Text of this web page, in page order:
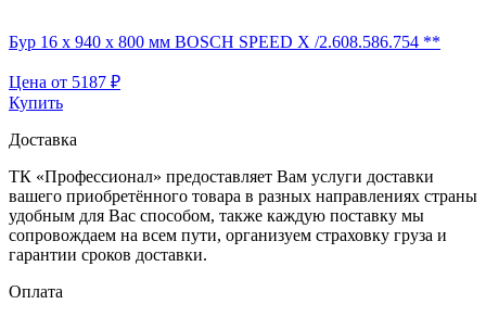
Бур 16 х 940 х 800 мм BOSCH SPEED X /2.608.586.754 **
Цена от 5187 ₽
Купить
Доставка
ТК «Профессионал» предоставляет Вам услуги доставки
вашего приобретённого товара в разных направлениях страны
удобным для Вас способом, также каждую поставку мы
сопровождаем на всем пути, организуем страховку груза и
гарантии сроков доставки.
Оплата